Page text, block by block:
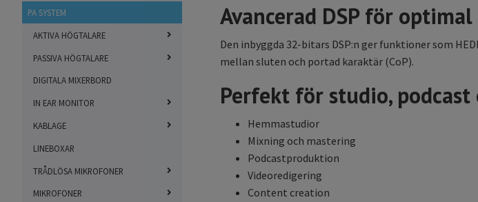
PA SYSTEM
AKTIVA HÖGTALARE
PASSIVA HÖGTALARE
DIGITALA MIXERBORD
IN EAR MONITOR
KABLAGE
LINEBOXAR
TRÅDLÖSA MIKROFONER
MIKROFONER
Avancerad DSP för
Den inbyggda 32-bitars DSP:n ger funktioner som
mellan sluten och portad karaktär (CoP).
Perfekt för studio,
Hemmastudior
Mixning och mastering
Podcastproduktion
Videoredigering
Content creation